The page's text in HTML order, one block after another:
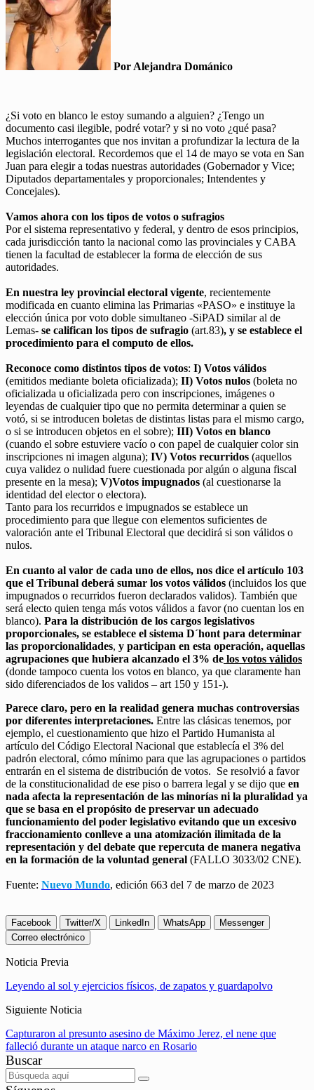
Por Alejandra Dománico
¿Si voto en blanco le estoy sumando a alguien? ¿Tengo un
documento casi ilegible, podré votar? y si no voto ¿qué pasa?
Muchos interrogantes que nos invitan a profundizar la lectura de la
legislación electoral. Recordemos que el 14 de mayo se vota en San
Juan para elegir a todas nuestras autoridades (Gobernador y Vice;
Diputados departamentales y proporcionales; Intendentes y
Concejales).
Vamos ahora con los tipos de votos o sufragios
Por el sistema representativo y federal, y dentro de esos principios,
cada jurisdicción tanto la nacional como las provinciales y CABA
tienen la facultad de establecer la forma de elección de sus
autoridades.
En nuestra ley provincial electoral vigente, recientemente
modificada en cuanto elimina las Primarias «PASO» e instituye la
elección única por voto doble simultaneo -SiPAD similar al de
Lemas- se califican los tipos de sufragio (art.83), y se establece el
procedimiento para el computo de ellos.
Reconoce como distintos tipos de votos: I) Votos válidos
(emitidos mediante boleta oficializada); II) Votos nulos (boleta no
oficializada u oficializada pero con inscripciones, imágenes o
leyendas de cualquier tipo que no permita determinar a quien se
votó, si se introducen boletas de distintas listas para el mismo cargo,
o si se introducen objetos en el sobre); III) Votos en blanco
(cuando el sobre estuviere vacío o con papel de cualquier color sin
inscripciones ni imagen alguna); IV) Votos recurridos (aquellos
cuya validez o nulidad fuere cuestionada por algún o alguna fiscal
presente en la mesa); V)Votos impugnados (al cuestionarse la
identidad del elector o electora).
Tanto para los recurridos e impugnados se establece un
procedimiento para que llegue con elementos suficientes de
valoración ante el Tribunal Electoral que decidirá si son válidos o
nulos.
En cuanto al valor de cada uno de ellos, nos dice el artículo 103
que el Tribunal deberá sumar los votos válidos (incluidos los que
impugnados o recurridos fueron declarados validos). También que
será electo quien tenga más votos válidos a favor (no cuentan los en
blanco). Para la distribución de los cargos legislativos
proporcionales, se establece el sistema D´hont para determinar
las proporcionalidades, y participan en esta operación, aquellas
agrupaciones que hubiera alcanzado el 3% de los votos válidos
(donde tampoco cuenta los votos en blanco, ya que claramente han
sido diferenciados de los validos – art 150 y 151-).
Parece claro, pero en la realidad genera muchas controversias
por diferentes interpretaciones. Entre las clásicas tenemos, por
ejemplo, el cuestionamiento que hizo el Partido Humanista al
artículo del Código Electoral Nacional que establecía el 3% del
padrón electoral, cómo mínimo para que las agrupaciones o partidos
entrarán en el sistema de distribución de votos. Se resolvió a favor
de la constitucionalidad de ese piso o barrera legal y se dijo que en
nada afecta la representación de las minorías ni la pluralidad ya
que se basa en el propósito de preservar un adecuado
funcionamiento del poder legislativo evitando que un excesivo
fraccionamiento conlleve a una atomización ilimitada de la
representación y del debate que repercuta de manera negativa
en la formación de la voluntad general (FALLO 3033/02 CNE).
Fuente: Nuevo Mundo, edición 663 del 7 de marzo de 2023
Facebook Twitter/X LinkedIn WhatsApp
Messenger
Correo electrónico
Noticia Previa
Leyendo al sol y ejercicios físicos, de zapatos y guardapolvo
Siguiente Noticia
Capturaron al presunto asesino de Máximo Jerez, el nene que
falleció durante un ataque narco en Rosario
Buscar